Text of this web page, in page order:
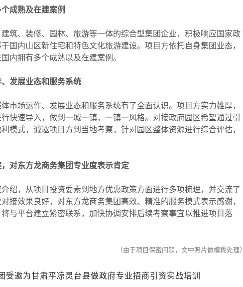
成熟及在建案例
、装修、园林、旅游等一体的综合型集团企业，积极响应国家政
国内山区新住宅和特色文化旅游建设。项目方依托自身集团业态，
内拥有多个成熟以及在建案例。
发展业态和服务系统
场运作、发展业态和服务系统有了全面认识。项目方实力雄厚，
快速导入，做到一城一镇，一镇一风格。对接政府园区希望通过引
模式，诚邀项目方到当地考察，针对园区整体资源进行综合评估，
对东方龙商务集团专业度表示肯定
，从项目投资要素到地方优惠政策方面进行多项梳理，并交流了
接效果良好，对东方龙商务集团高效、精准的服务模式表示感谢，
与平台建立紧密联系，加快协调安排后续考察事宜以推进项目落
（由于项目保密问题，文中照片做模糊处理）
受邀为甘肃平凉灵台县做政府专业招商引资实战培训